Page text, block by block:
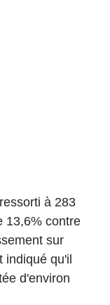
à 283
13,6% contre
sur
qu'il
d'environ